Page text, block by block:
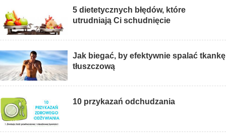
5 dietetycznych błędów, które
utrudniają Ci schudnięcie
Jak biegać, by efektywnie spalać tkankę
tłuszczową
10 przykazań odchudzania